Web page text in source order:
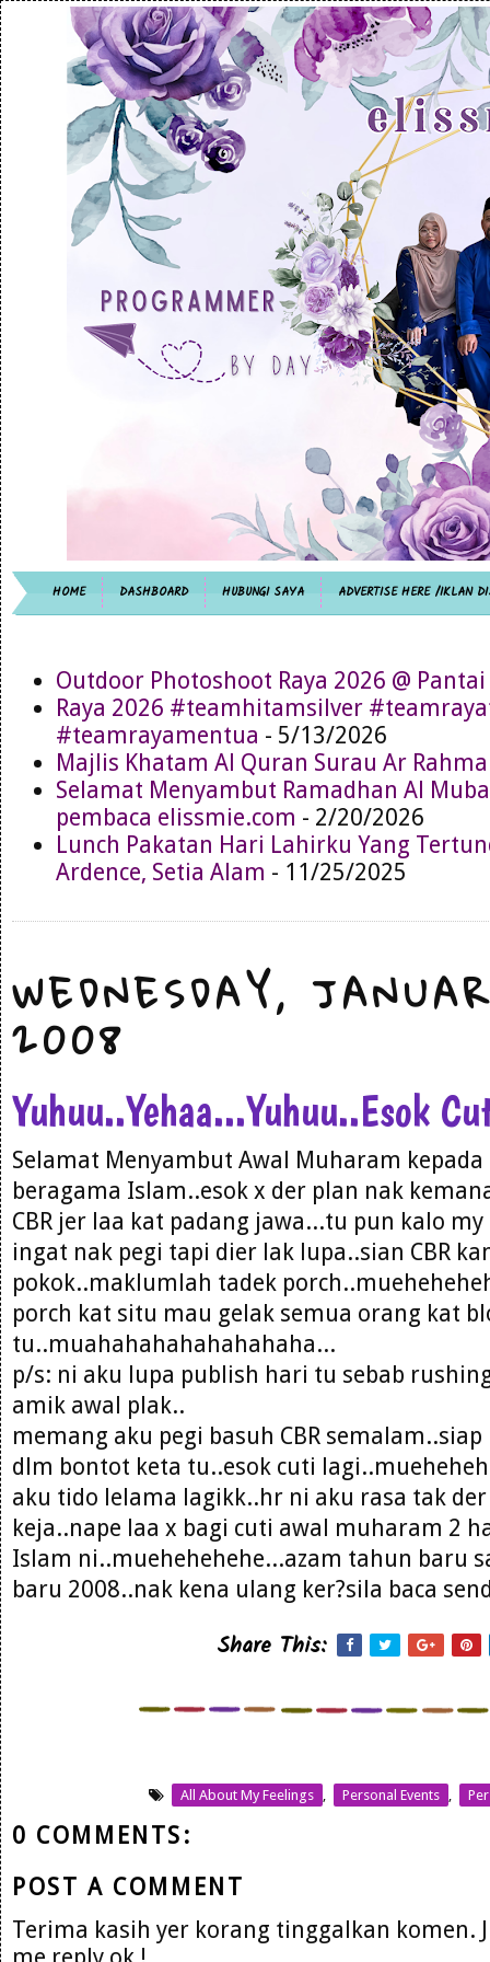
HOME DASHBOARD HUBUNGI SAYA ADVERTISE HERE /IKLAN
Outdoor Photoshoot Raya 2026 @ Pantai
Raya 2026 #teamhitamsilver
#teamrayamentua - 5/13/2026
Majlis Khatam Al Quran Surau Ar
Selamat Menyambut Ramadhan Al
pembaca elissmie.com - 2/20/2026
Lunch Pakatan Hari Lahirku Yang
Ardence, Setia Alam - 11/25/2025
WEDNESDAY,
2008
Yuhuu..Yehaa...Yuhuu..Esok
Selamat Menyambut Awal Muharam kepada
beragama Islam..esok x der plan nak
CBR jer laa kat padang jawa...tu pun kalo
ingat nak pegi tapi dier lak lupa..sian CBR
pokok..maklumlah tadek
porch kat situ mau gelak semua orang kat
tu..muahahahahahahahaha...
p/s: ni aku lupa publish hari tu sebab
amik awal plak..
memang aku pegi basuh CBR
dlm bontot keta tu..esok cuti
aku tido lelama lagikk..hr ni aku rasa tak
keja..nape laa x bagi cuti awal muharam 2
Islam ni..muehehehehe...azam tahun baru
baru 2008..nak kena ulang ker?sila baca
Share This:
All About My Feelings , Personal Events ,
0 COMMENTS:
POST A COMMENT
Terima kasih yer korang tinggalkan komen.